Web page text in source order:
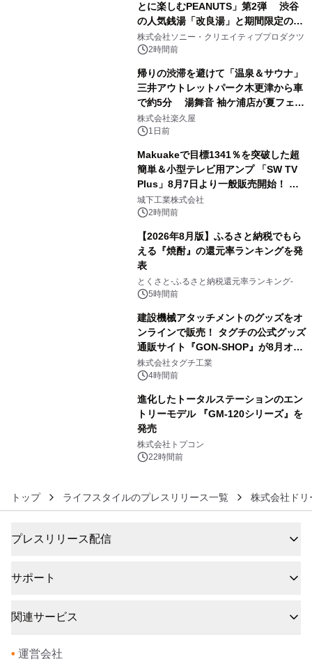
とに楽しむPEANUTS」第2弾 渋谷
の人気銭湯「改良湯」と期間限定のコ
ラボレーション サウナイキタイコラ
ボグッズも発売決定！
株式会社ソニー・クリエイティブプロダクツ
2時間前
帰りの渋滞を避けて「温泉＆サウナ」
三井アウトレットパーク木更津から車
で約5分 湯舞音 袖ケ浦店が夏フェア
メニューを提供
株式会社楽久屋
1日前
Makuakeで目標1341％を突破した超
簡単＆小型テレビ用アンプ 「SW TV
Plus」8月7日より一般販売開始！ ケ
ーブル1本つなぐだけ、テレビの音が
ぐっと豊かに
城下工業株式会社
2時間前
【2026年8月版】ふるさと納税でもら
える『焼酎』の還元率ランキングを発
表
とくさと-ふるさと納税還元率ランキング-
5時間前
建設機械アタッチメントのグッズをオ
ンラインで販売！ タグチの公式グッズ
通販サイト『GON-SHOP』が8月オー
プン
株式会社タグチ工業
4時間前
進化したトータルステーションのエン
トリーモデル 『GM-120シリーズ』を
発売
株式会社トプコン
22時間前
トップ ライフスタイルのプレスリリース一覧 株式会社ドリ
プレスリリース配信
サポート
関連サービス
• 運営会社